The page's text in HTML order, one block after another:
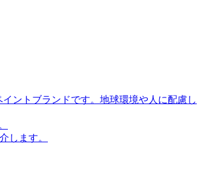
ントブランドです。地球環境や人に配慮し
します。